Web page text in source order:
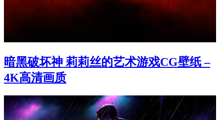
暗黑破坏神 莉莉丝的艺术游戏CG壁纸 –
4K高清画质